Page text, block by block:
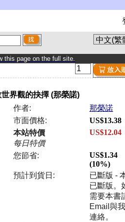
this page on the full site.
界觀的抉擇 (那榮諾)
作者:
那榮諾
市面價格:
US$13.38
本站特價
每日特價
US$12.04
您節省:
US$1.34
(10%)
預計到貨日:
已斷版 -
已斷版。
需要本書
Email與
連絡。